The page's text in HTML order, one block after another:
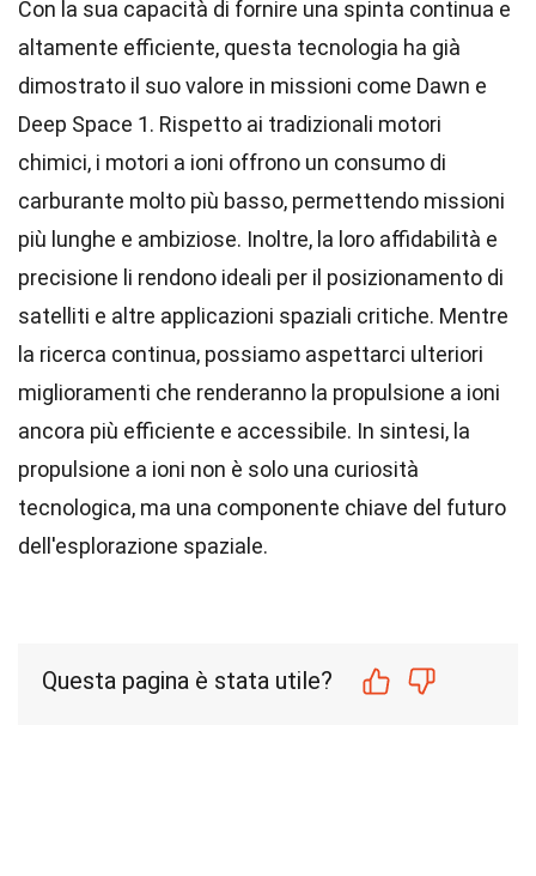
Con la sua capacità di fornire una spinta continua e
altamente efficiente, questa tecnologia ha già
dimostrato il suo valore in missioni come Dawn e
Deep Space 1. Rispetto ai tradizionali motori
chimici, i motori a ioni offrono un consumo di
carburante molto più basso, permettendo missioni
più lunghe e ambiziose. Inoltre, la loro affidabilità e
precisione li rendono ideali per il posizionamento di
satelliti e altre applicazioni spaziali critiche. Mentre
la ricerca continua, possiamo aspettarci ulteriori
miglioramenti che renderanno la propulsione a ioni
ancora più efficiente e accessibile. In sintesi, la
propulsione a ioni non è solo una curiosità
tecnologica, ma una componente chiave del futuro
dell'esplorazione spaziale.
Questa pagina è stata utile?